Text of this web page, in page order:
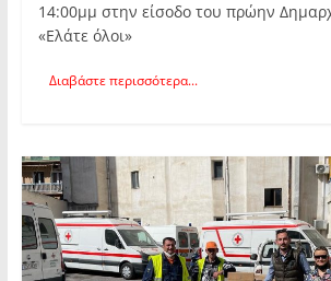
14:00μμ στην είσοδο του πρώην
«Ελάτε όλοι»
Διαβάστε περισσότερα...